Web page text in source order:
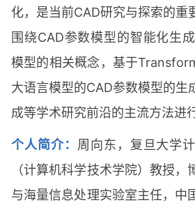
化，是当前CAD研究与探索的重
围绕CAD参数模型的智能化生
模型的相关概念，基于
大语言模型的CAD参数模型的生
成等学术研究前沿的主流方法进
个人简介： 周向东，复旦大学
（计算机科学技术学院）教授
与海量信息处理实验室主任，中